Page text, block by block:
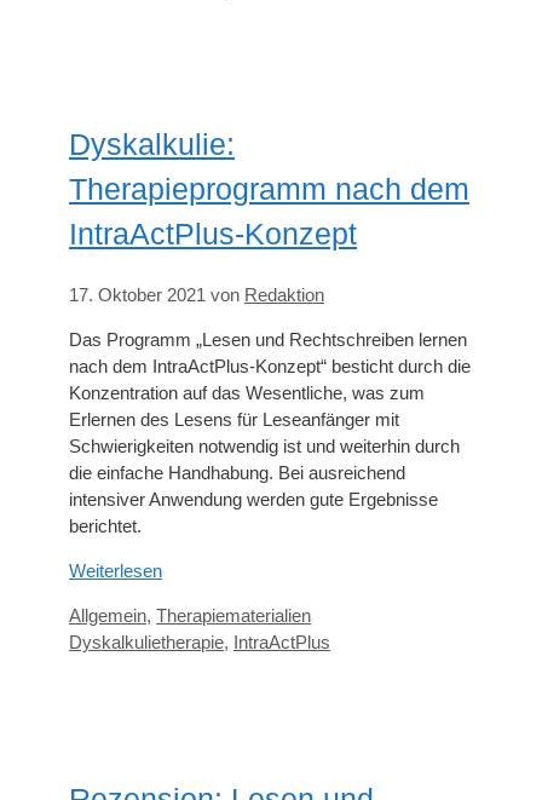
Dyskalkulie:
Therapieprogramm nach dem
IntraActPlus-Konzept
17. Oktober 2021 von Redaktion
Das Programm „Lesen und Rechtschreiben lernen
nach dem IntraActPlus-Konzept“ besticht durch die
Konzentration auf das Wesentliche, was zum
Erlernen des Lesens für Leseanfänger mit
Schwierigkeiten notwendig ist und weiterhin durch
die einfache Handhabung. Bei ausreichend
intensiver Anwendung werden gute Ergebnisse
berichtet.
Weiterlesen
Kategorien
Allgemein, TherapiematerialienSchlagwörter
Dyskalkulietherapie, IntraActPlus